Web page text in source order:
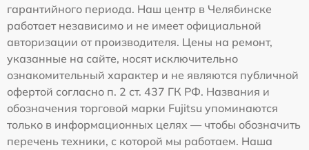
гарантийного периода. Наш центр в Челябинске
работает независимо и не имеет официальной
авторизации от производителя. Цены на ремонт,
указанные на сайте, носят исключительно
ознакомительный характер и не являются публичной
офертой согласно п. 2 ст. 437 ГК РФ. Названия и
обозначения торговой марки Fujitsu упоминаются
только в информационных целях — чтобы обозначить
перечень техники, с которой мы работаем. Наша